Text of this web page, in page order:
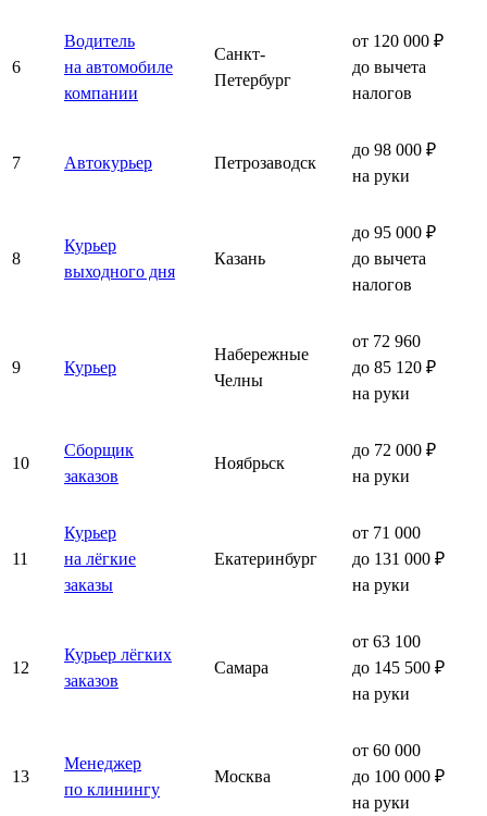
6
Водитель
на автомобиле
компании
Санкт-
Петербург
от 120 000 ₽
до вычета
налогов
7 Автокурьер Петрозаводск
до 98 000 ₽
на руки
8
Курьер
выходного дня
Казань
до 95 000 ₽
до вычета
налогов
9 Курьер
Набережные
Челны
от 72 960
до 85 120 ₽
на руки
10
Сборщик
заказов
Ноябрьск
до 72 000 ₽
на руки
11
Курьер
на лёгкие
заказы
Екатеринбург
от 71 000
до 131 000 ₽
на руки
12
Курьер лёгких
заказов
Самара
от 63 100
до 145 500 ₽
на руки
13
Менеджер
по клинингу
Москва
от 60 000
до 100 000 ₽
на руки